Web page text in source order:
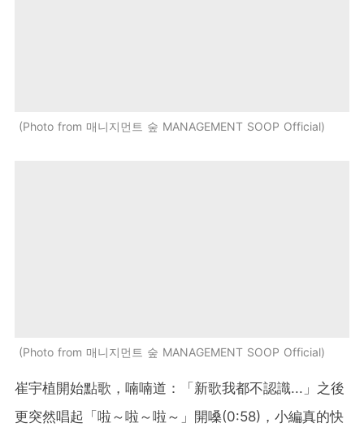
Photo from 매니지먼트 숲 MANAGEMENT SOOP Official
Photo from 매니지먼트 숲 MANAGEMENT SOOP Official
崔宇植開始點歌，喃喃道：「新歌我都不認識...」之後
更突然唱起「啦～啦～啦～」開嗓(0:58)，小編真的快